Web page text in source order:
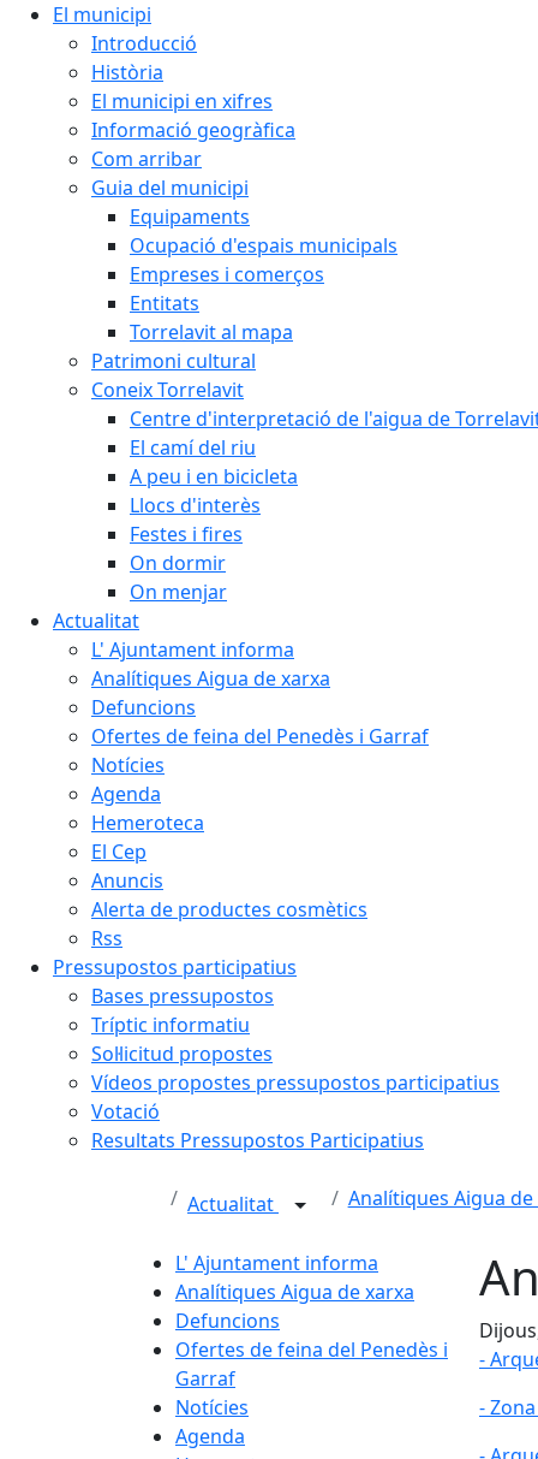
El municipi
Introducció
Història
El municipi en xifres
Informació geogràfica
Com arribar
Guia del municipi
Equipaments
Ocupació d'espais municipals
Empreses i comerços
Entitats
Torrelavit al mapa
Patrimoni cultural
Coneix Torrelavit
Centre d'interpretació de l'aigua de
El camí del riu
A peu i en bicicleta
Llocs d'interès
Festes i fires
On dormir
On menjar
Actualitat
L' Ajuntament informa
Analítiques Aigua de xarxa
Defuncions
Ofertes de feina del Penedès i Garraf
Notícies
Agenda
Hemeroteca
El Cep
Anuncis
Alerta de productes cosmètics
Rss
Pressupostos participatius
Bases pressupostos
Tríptic informatiu
Sol·licitud propostes
Vídeos propostes pressupostos participatius
Votació
Resultats Pressupostos Participatius
Actualitat Analítiques Aigua de
L' Ajuntament informa
Analítiques Aigua de xarxa
Defuncions
Ofertes de feina del Penedès i
Garraf
Notícies
Agenda
-
-